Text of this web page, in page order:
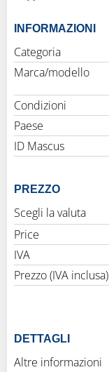
INFORMAZIONI
Categoria
Marca/modello
Condizioni
Paese
ID Mascus
PREZZO
Scegli la valuta
Price
IVA
Prezzo (IVA inclusa)
DETTAGLI
Altre informazioni